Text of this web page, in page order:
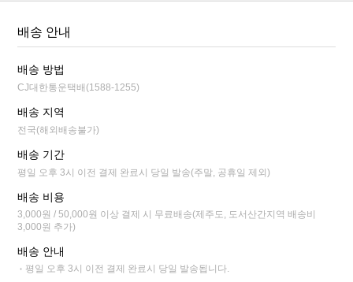
배송 안내
배송 방법
CJ대한통운택배(1588-1255)
배송 지역
전국(해외배송불가)
배송 기간
평일 오후 3시 이전 결제 완료시 당일 발송(주말, 공휴일 제외)
배송 비용
3,000원 / 50,000원 이상 결제 시 무료배송(제주도, 도서산간지역 배송비
3,000원 추가)
배송 안내
평일 오후 3시 이전 결제 완료시 당일 발송됩니다.